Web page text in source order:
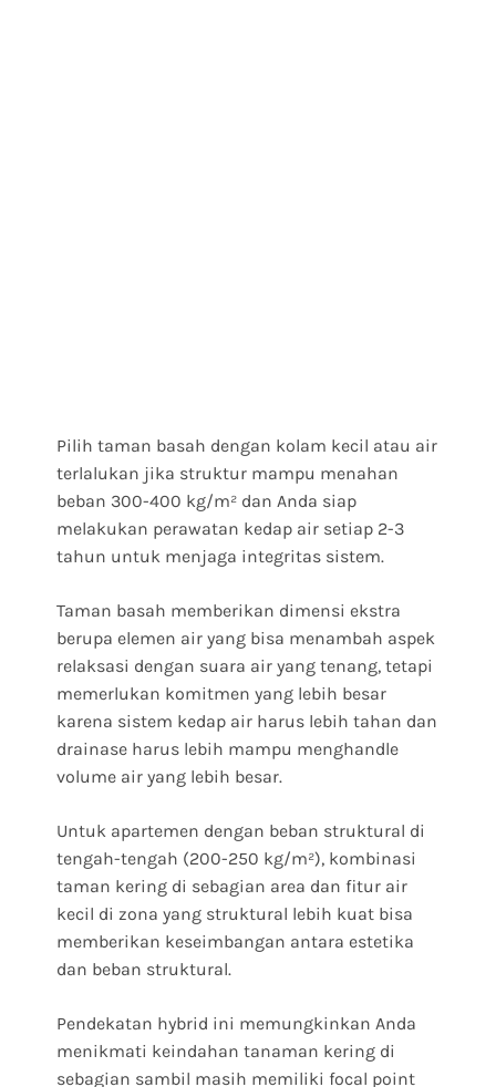
Pilih taman basah dengan kolam kecil atau air
terlalukan jika struktur mampu menahan
beban 300-400 kg/m² dan Anda siap
melakukan perawatan kedap air setiap 2-3
tahun untuk menjaga integritas sistem.
Taman basah memberikan dimensi ekstra
berupa elemen air yang bisa menambah aspek
relaksasi dengan suara air yang tenang, tetapi
memerlukan komitmen yang lebih besar
karena sistem kedap air harus lebih tahan dan
drainase harus lebih mampu menghandle
volume air yang lebih besar.
Untuk apartemen dengan beban struktural di
tengah-tengah (200-250 kg/m²), kombinasi
taman kering di sebagian area dan fitur air
kecil di zona yang struktural lebih kuat bisa
memberikan keseimbangan antara estetika
dan beban struktural.
Pendekatan hybrid ini memungkinkan Anda
menikmati keindahan tanaman kering di
sebagian sambil masih memiliki focal point